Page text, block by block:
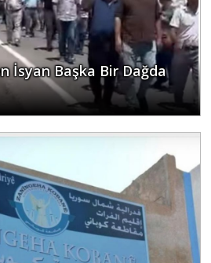
İsyan Başka Bir Dağda